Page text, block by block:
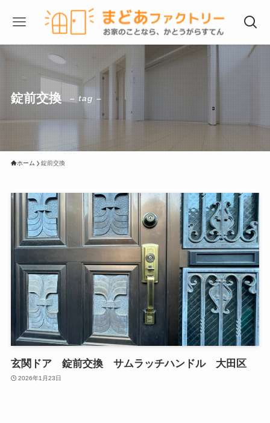
錠前交換 – tag –
ホーム 錠前交換
玄関ドア 錠前交換 サムラッチハンドル 大田区
2026年1月23日